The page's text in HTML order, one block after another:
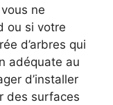
ne
ou si votre
d’arbres qui
adéquate au
d’installer
des ‌surfaces